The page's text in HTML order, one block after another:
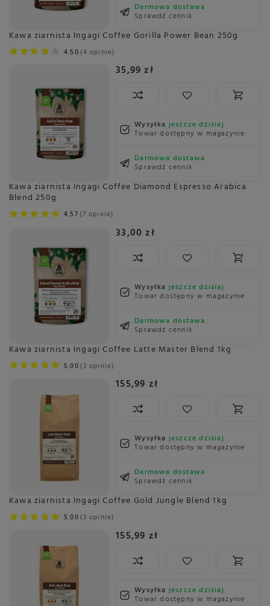
Darmowa dostawa
Sprawdź cennik
Kawa ziarnista Ingagi Coffee Gorilla Power Bean 250g
4.50 4 opinie
35,99 zł
Wysyłkajeszcze dzisiaj
Towar dostępny w magazynie
Darmowa dostawa
Sprawdź cennik
Kawa ziarnista Ingagi Coffee Diamond Espresso Arabica
Blend 250g
4.57 7 opinie
33,00 zł
Wysyłkajeszcze dzisiaj
Towar dostępny w magazynie
Darmowa dostawa
Sprawdź cennik
Kawa ziarnista Ingagi Coffee Latte Master Blend 1kg
5.00 3 opinie
155,99 zł
Wysyłkajeszcze dzisiaj
Towar dostępny w magazynie
Darmowa dostawa
Sprawdź cennik
Kawa ziarnista Ingagi Coffee Gold Jungle Blend 1kg
5.00 3 opinie
155,99 zł
Wysyłkajeszcze dzisiaj
Towar dostępny w magazynie